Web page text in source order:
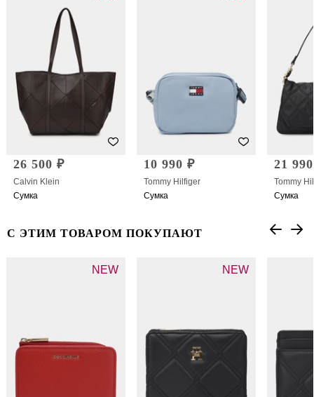
26 500 ₽
Calvin Klein
Сумка
10 990 ₽
Tommy Hilfiger
Сумка
21
Tommy
Сумка
С ЭТИМ ТОВАРОМ ПОКУПАЮТ
NEW NEW